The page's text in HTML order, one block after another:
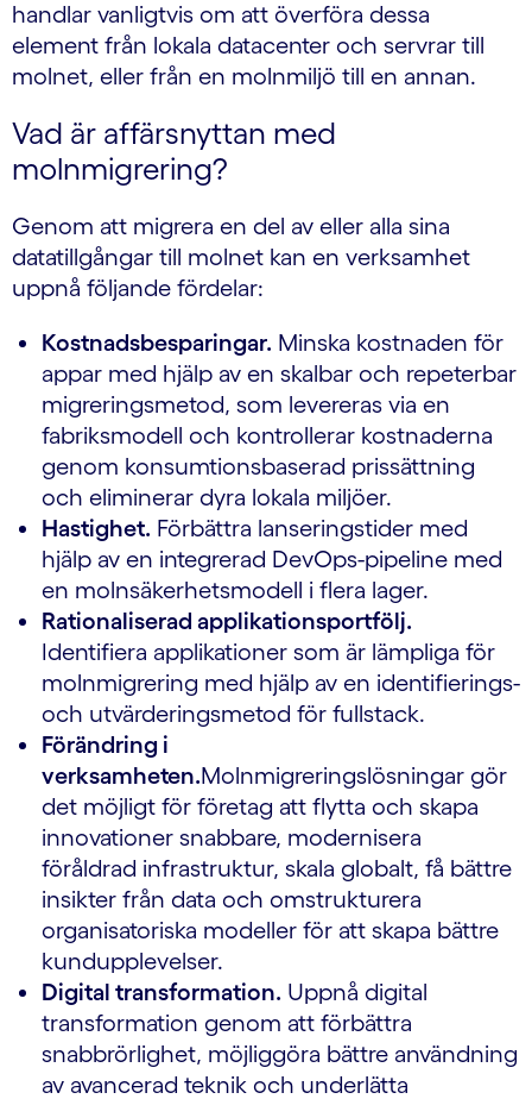
handlar vanligtvis om att överföra dessa
element från lokala datacenter och servrar till
molnet, eller från en molnmiljö till en annan.
Vad är affärsnyttan med
molnmigrering?
Genom att migrera en del av eller alla sina
datatillgångar till molnet kan en verksamhet
uppnå följande fördelar:
Kostnadsbesparingar. Minska kostnaden för
appar med hjälp av en skalbar och repeterbar
migreringsmetod, som levereras via en
fabriksmodell och kontrollerar kostnaderna
genom konsumtionsbaserad prissättning
och eliminerar dyra lokala miljöer.
Hastighet. Förbättra lanseringstider med
hjälp av en integrerad DevOps-pipeline med
en molnsäkerhetsmodell i flera lager.
Rationaliserad applikationsportfölj.
Identifiera applikationer som är lämpliga för
molnmigrering med hjälp av en identifierings-
och utvärderingsmetod för fullstack.
Förändring i
verksamheten.Molnmigreringslösningar gör
det möjligt för företag att flytta och skapa
innovationer snabbare, modernisera
föråldrad infrastruktur, skala globalt, få bättre
insikter från data och omstrukturera
organisatoriska modeller för att skapa bättre
kundupplevelser.
Digital transformation. Uppnå digital
transformation genom att förbättra
snabbrörlighet, möjliggöra bättre användning
av avancerad teknik och underlätta